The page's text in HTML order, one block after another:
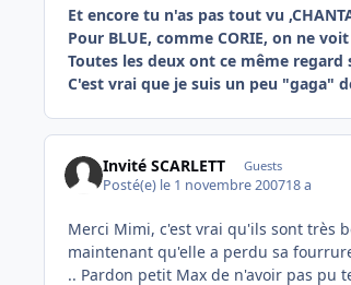
Et encore tu n'as pas tout vu
Pour BLUE, comme CORIE, on ne
Toutes les deux ont ce même
C'est vrai que je suis un peu "gaga"
Invité SCARLETT Guests
Posté(e) le 1 novembre 200718 a
Merci Mimi, c'est vrai qu'ils sont très
maintenant qu'elle a perdu sa
.. Pardon petit Max de n'avoir pas pu